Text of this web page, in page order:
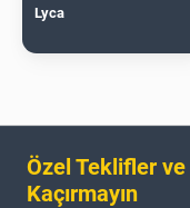
Lyca
Özel Teklifler
Kaçırmayın